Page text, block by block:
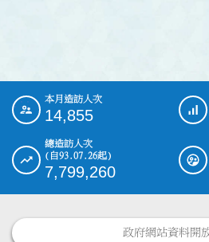
::: 本月造訪人次
14,855
總造訪人次
(自93.07.26起)
7,799,260
政府網站資料開